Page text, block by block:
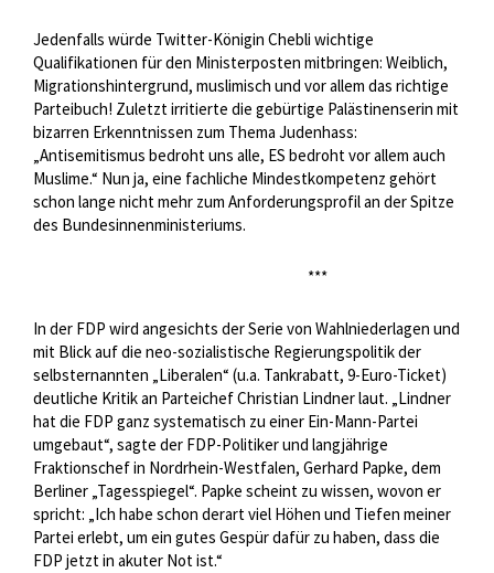
Jedenfalls würde Twitter-Königin Chebli wichtige
Qualifikationen für den Ministerposten mitbringen: Weiblich,
Migrationshintergrund, muslimisch und vor allem das richtige
Parteibuch! Zuletzt irritierte die gebürtige Palästinenserin mit
bizarren Erkenntnissen zum Thema Judenhass:
„Antisemitismus bedroht uns alle, ES bedroht vor allem auch
Muslime.“ Nun ja, eine fachliche Mindestkompetenz gehört
schon lange nicht mehr zum Anforderungsprofil an der Spitze
des Bundesinnenministeriums.
***
In der FDP wird angesichts der Serie von Wahlniederlagen und
mit Blick auf die neo-sozialistische Regierungspolitik der
selbsternannten „Liberalen“ (u.a. Tankrabatt, 9-Euro-Ticket)
deutliche Kritik an Parteichef Christian Lindner laut. „Lindner
hat die FDP ganz systematisch zu einer Ein-Mann-Partei
umgebaut“, sagte der FDP-Politiker und langjährige
Fraktionschef in Nordrhein-Westfalen, Gerhard Papke, dem
Berliner „Tagesspiegel“. Papke scheint zu wissen, wovon er
spricht: „Ich habe schon derart viel Höhen und Tiefen meiner
Partei erlebt, um ein gutes Gespür dafür zu haben, dass die
FDP jetzt in akuter Not ist.“